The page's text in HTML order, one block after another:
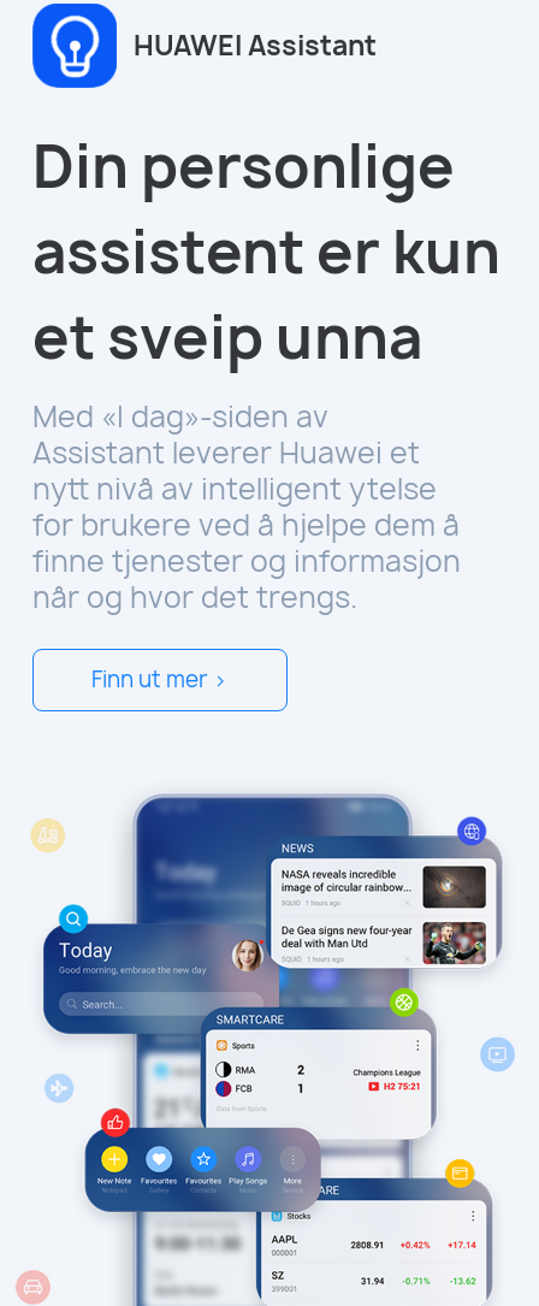
HUAWEI Assistant
Din personlige
assistent er kun
et sveip unna
Med «I dag»-siden av
Assistant leverer Huawei et
nytt nivå av intelligent ytelse
for brukere ved å hjelpe dem å
finne tjenester og informasjon
når og hvor det trengs.
Finn ut mer >